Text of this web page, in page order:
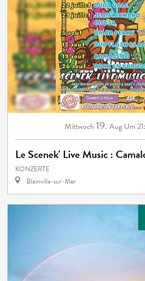
Mittwoch 19. Aug Um
Le Scenek' Live Music :
KONZERTE
Blainville-sur-Mer